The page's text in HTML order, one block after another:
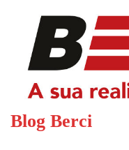
conteúdo
Blog Berci